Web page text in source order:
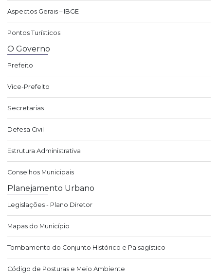
Aspectos Gerais – IBGE
Pontos Turísticos
O Governo
Prefeito
Vice-Prefeito
Secretarias
Defesa Civil
Estrutura Administrativa
Conselhos Municipais
Planejamento Urbano
Legislações - Plano Diretor
Mapas do Município
Tombamento do Conjunto Histórico e Paisagístico
Código de Posturas e Meio Ambiente